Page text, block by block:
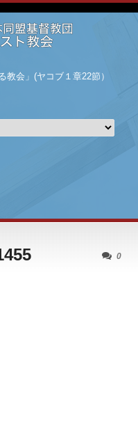
会」(ヤコブ１章22節）
0